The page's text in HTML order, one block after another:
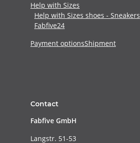
Help with Sizes
Help with Sizes shoes - Sneakers
Fabfive24
Payment optionsShipment
Contact
Fabfive GmbH
Langstr. 51-53